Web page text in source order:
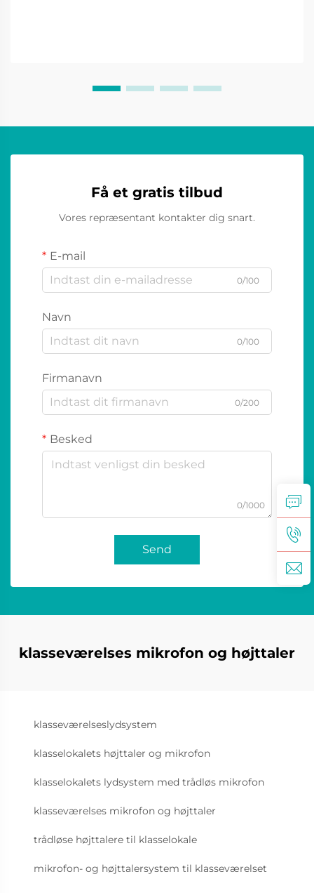
Få et gratis tilbud
Vores repræsentant kontakter dig snart.
E-mail
0/100
Navn
0/100
Firmanavn
0/200
Besked
0/1000
Send
klasseværelses mikrofon og højttaler
klasseværelseslydsystem
klasselokalets højttaler og mikrofon
klasselokalets lydsystem med trådløs mikrofon
klasseværelses mikrofon og højttaler
trådløse højttalere til klasselokale
mikrofon- og højttalersystem til klasseværelset